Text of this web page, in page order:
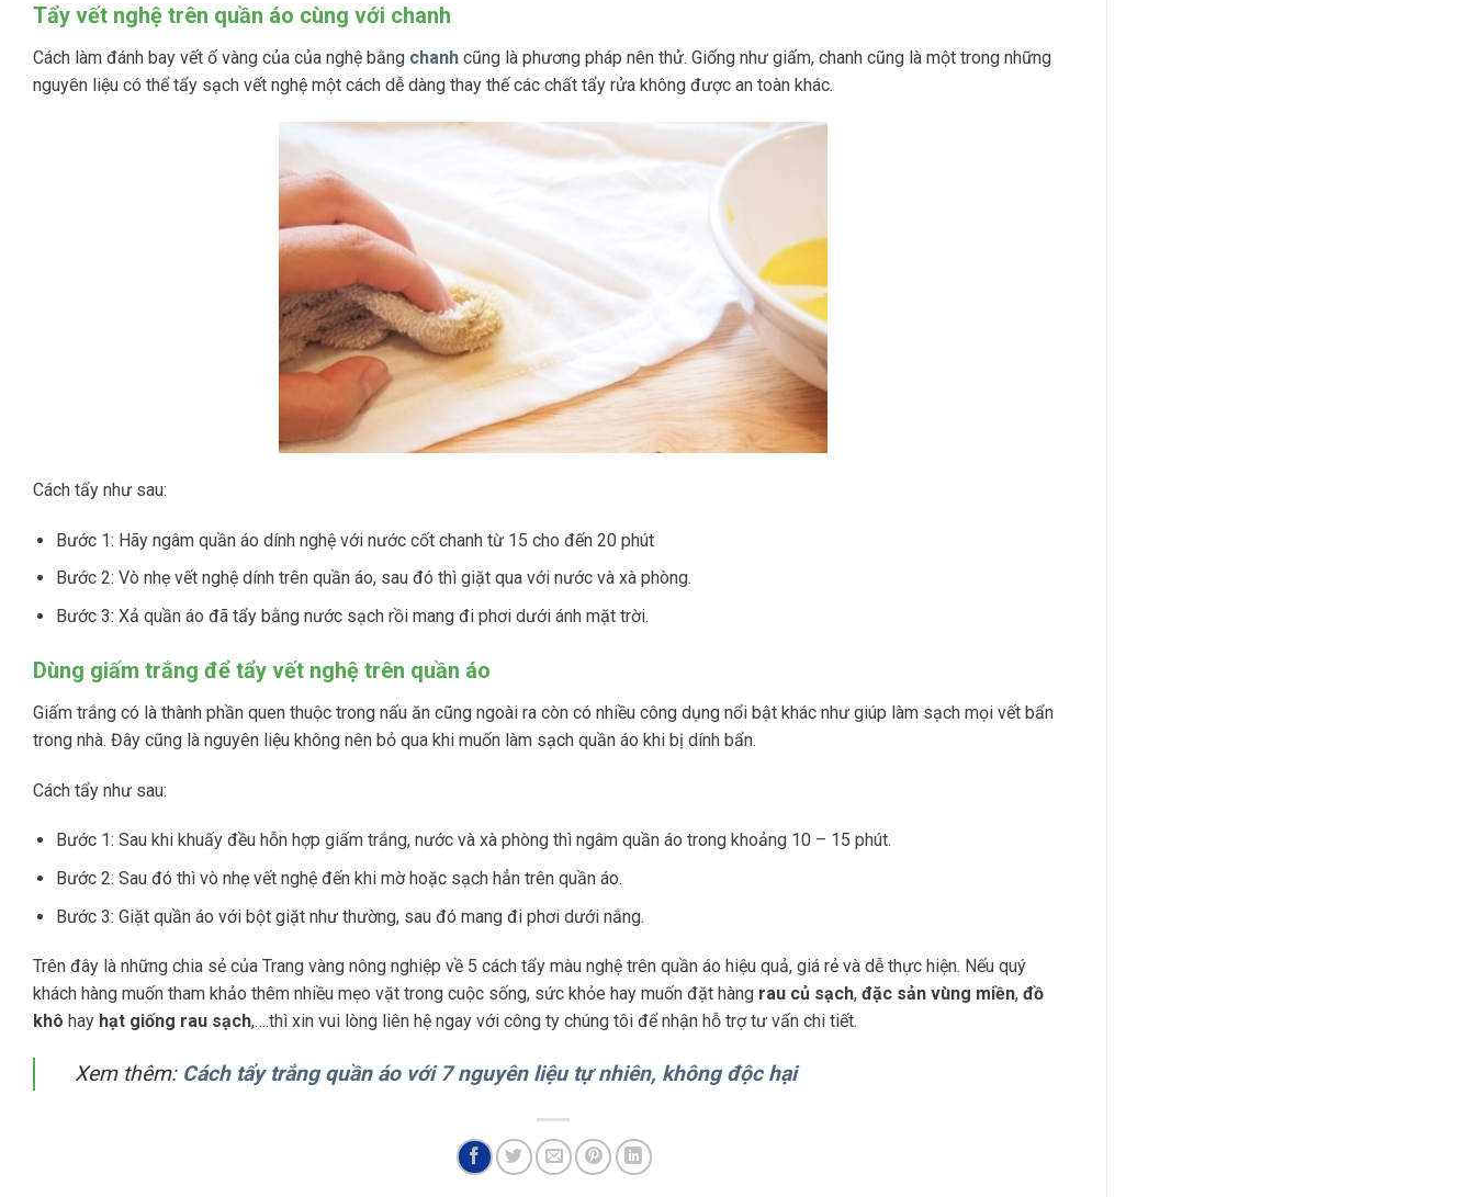
Tẩy vết nghệ trên quần áo cùng với chanh
Cách làm đánh bay vết ố vàng của của nghệ bằng chanh cũng là phương pháp nên thử. Giống như giấm, chanh cũng là một trong những
nguyên liệu có thể tẩy sạch vết nghệ một cách dễ dàng thay thế các chất tẩy rửa không được an toàn khác.
Cách tẩy như sau:
Bước 1: Hãy ngâm quần áo dính nghệ với nước cốt chanh từ 15 cho đến 20 phút
Bước 2: Vò nhẹ vết nghệ dính trên quần áo, sau đó thì giặt qua với nước và xà phòng.
Bước 3: Xả quần áo đã tẩy bằng nước sạch rồi mang đi phơi dưới ánh mặt trời.
Dùng giấm trắng để tẩy vết nghệ trên quần áo
Giấm trắng có là thành phần quen thuộc trong nấu ăn cũng ngoài ra còn có nhiều công dụng nổi bật khác như giúp làm sạch mọi vết bẩn
trong nhà. Đây cũng là nguyên liệu không nên bỏ qua khi muốn làm sạch quần áo khi bị dính bẩn.
Cách tẩy như sau:
Bước 1: Sau khi khuấy đều hỗn hợp giấm trắng, nước và xà phòng thì ngâm quần áo trong khoảng 10 – 15 phút.
Bước 2: Sau đó thì vò nhẹ vết nghệ đến khi mờ hoặc sạch hẳn trên quần áo.
Bước 3: Giặt quần áo với bột giặt như thường, sau đó mang đi phơi dưới nắng.
Trên đây là những chia sẻ của Trang vàng nông nghiệp về 5 cách tẩy màu nghệ trên quần áo hiệu quả, giá rẻ và dễ thực hiện. Nếu quý
khách hàng muốn tham khảo thêm nhiều mẹo vặt trong cuộc sống, sức khỏe hay muốn đặt hàng rau củ sạch, đặc sản vùng miền, đồ
khô hay hạt giống rau sạch,….thì xin vui lòng liên hệ ngay với công ty chúng tôi để nhận hỗ trợ tư vấn chi tiết.
Xem thêm: Cách tẩy trắng quần áo với 7 nguyên liệu tự nhiên, không độc hại